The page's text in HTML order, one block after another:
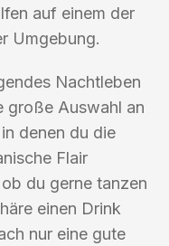
auf einem der
Umgebung.
Nachtleben
große Auswahl an
denen du die
Flair
du gerne tanzen
einen Drink
nur eine gute